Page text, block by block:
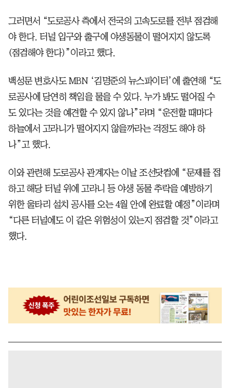
그러면서 “도로공사 측에서 전국의 고속도로를 전부 점검해
야 한다. 터널 입구와 출구에 야생동물이 떨어지지 않도록
(점검해야 한다)”이라고 했다.
백성문 변호사도 MBN ‘김명준의 뉴스파이터’에 출연해 “도
로공사에 당연히 책임을 물을 수 있다. 누가 봐도 떨어질 수
도 있다는 것을 예견할 수 있지 않나”라며 “운전할 때마다
하늘에서 고라니가 떨어지지 않을까라는 걱정도 해야 하
나”고 했다.
이와 관련해 도로공사 관계자는 이날 조선닷컴에 “문제를 접
하고 해당 터널 위에 고라니 등 야생 동물 추락을 예방하기
위한 울타리 설치 공사를 오는 4월 안에 완료할 예정”이라며
“다른 터널에도 이 같은 위험성이 있는지 점검할 것”이라고
했다.